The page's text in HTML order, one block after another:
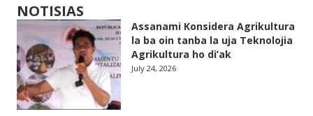
NOTISIAS
Assanami Konsidera Agrikultura
la ba oin tanba la uja Teknolojia
Agrikultura ho di’ak
July 24, 2026